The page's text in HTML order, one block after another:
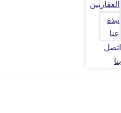
العقاريين
نبذة
عنا
اتصل
بنا